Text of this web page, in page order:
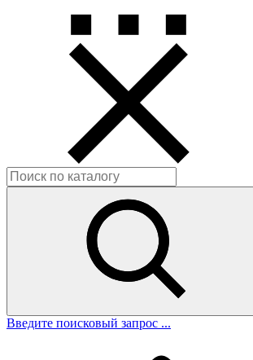
Введите поисковый запрос ...